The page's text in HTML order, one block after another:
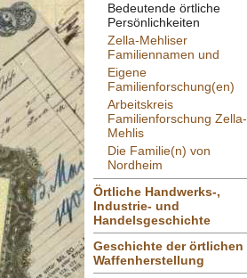
Bedeutende örtliche
Persönlichkeiten
Zella-Mehliser
Familiennamen und
Eigene
Familienforschung(en)
Arbeitskreis
Familienforschung Zella-
Mehlis
Die Familie(n) von
Nordheim
Örtliche Handwerks-,
Industrie- und
Handelsgeschichte
Geschichte der örtlichen
Waffenherstellung